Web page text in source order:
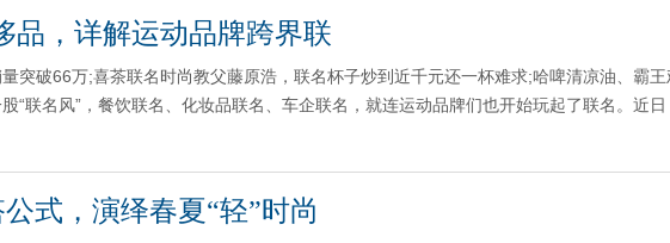
品，详解运动品牌跨界联
突破66万;喜茶联名时尚教父藤原浩，联名杯子炒到近千元还一杯难求;哈啤清凉油、霸王
“联名风”，餐饮联名、化妆品联名、车企联名，就连运动品牌们也开始玩起了联名。近日
式，演绎春夏“轻”时尚